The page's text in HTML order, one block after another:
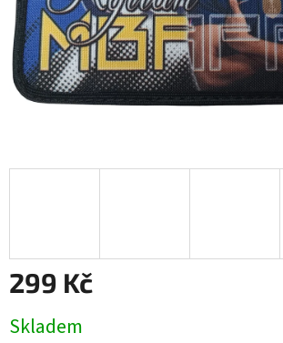
299 Kč
cena:
Skladem